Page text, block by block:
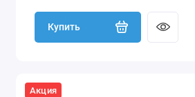
Купить
Акция